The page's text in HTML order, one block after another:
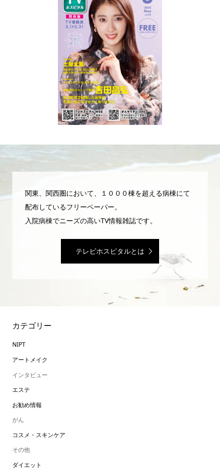
関東、関西圏において、１０００棟を超える病棟にて
配布しているフリーペーパー。
入院病棟でニーズの高いTV情報雑誌です。
テレビホスピタルとは
カテゴリー
NIPT
アートメイク
インタビュー
エステ
お勧め情報
がん
コスメ・スキンケア
その他
ダイエット